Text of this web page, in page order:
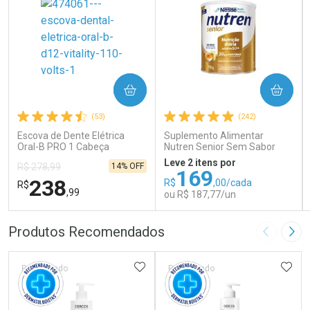
(53)
Escova de Dente Elétrica
Oral-B PRO 1 Cabeça
Redonda Recarregável 1
Unidade
R$ 278,99
R$238,99
14% OFF
COMPRAR
FECHAR
FECHAR
Por Menos
(242)
Suplemento Alimentar
Nutren Senior Sem Sabor
740g
Leve 2 itens por
R$169,00/cada
ou R$ 187,77/un
COMPRAR
Por Menos
Produtos Recomendados Imagem
Patrocinado ADICIONAR AOS FAVORITOS
Patrocinado